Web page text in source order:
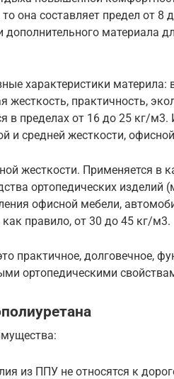
она составляет предел от 8
дополнительного материала
характеристики материла:
жесткость, практичность,
в пределах от 16 до 25 кг/м3.
и средней жесткости,
жесткости. Применяется в
ортопедических изделий
офисной мебели,
правило, от 30 до 45 кг/м3.
практичное, долговечное,
ортопедическими
из ППУ не относятся к